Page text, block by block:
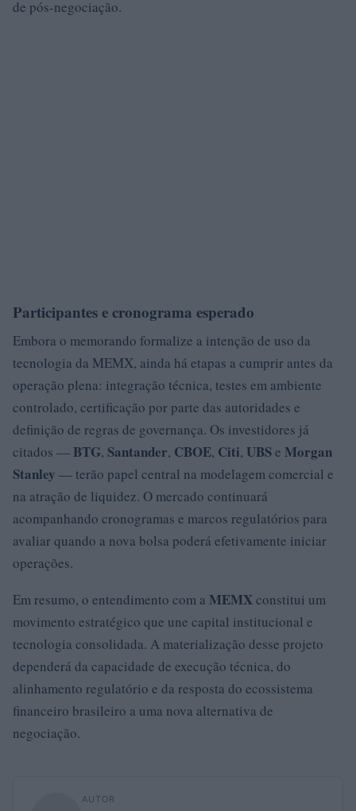
de pós-negociação.
Participantes e cronograma esperado
Embora o memorando formalize a intenção de uso da
tecnologia da MEMX, ainda há etapas a cumprir antes da
operação plena: integração técnica, testes em ambiente
controlado, certificação por parte das autoridades e
definição de regras de governança. Os investidores já
citados — BTG, Santander, CBOE, Citi, UBSe Morgan
Stanley — terão papel central na modelagem comercial e
na atração de liquidez. O mercado continuará
acompanhando cronogramas e marcos regulatórios para
avaliar quando a nova bolsa poderá efetivamente iniciar
operações.
Em resumo, o entendimento com a MEMXconstitui um
movimento estratégico que une capital institucional e
tecnologia consolidada. A materialização desse projeto
dependerá da capacidade de execução técnica, do
alinhamento regulatório e da resposta do ecossistema
financeiro brasileiro a uma nova alternativa de
negociação.
AUTOR